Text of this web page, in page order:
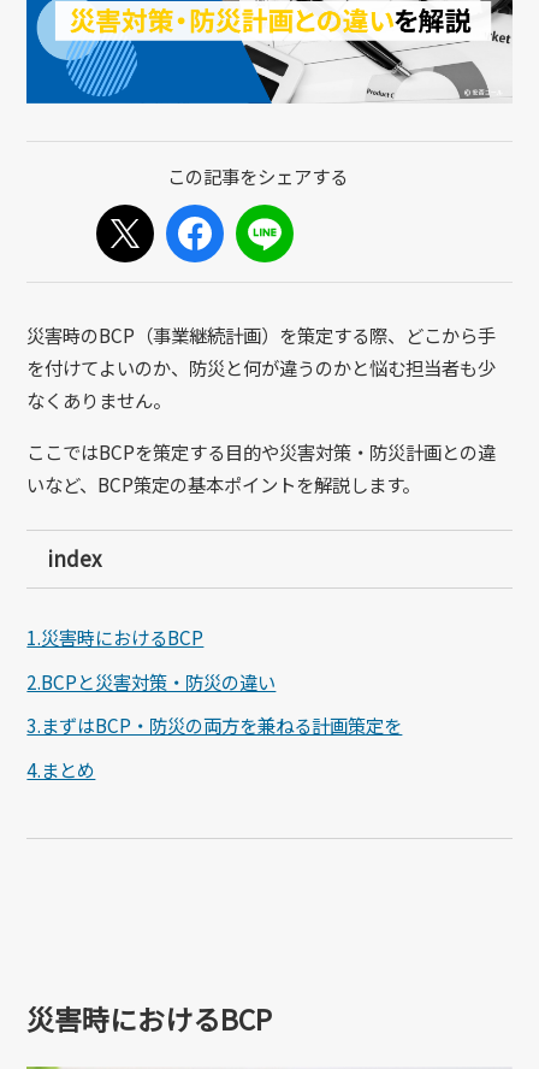
災害時のBCP（事業継続計画）を策定する際、どこから手
を付けてよいのか、防災と何が違うのかと悩む担当者も少
なくありません。
ここではBCPを策定する目的や災害対策・防災計画との違
いなど、BCP策定の基本ポイントを解説します。
index
1.災害時におけるBCP
2.BCPと災害対策・防災の違い
3.まずはBCP・防災の両方を兼ねる計画策定を
4.まとめ
災害時におけるBCP